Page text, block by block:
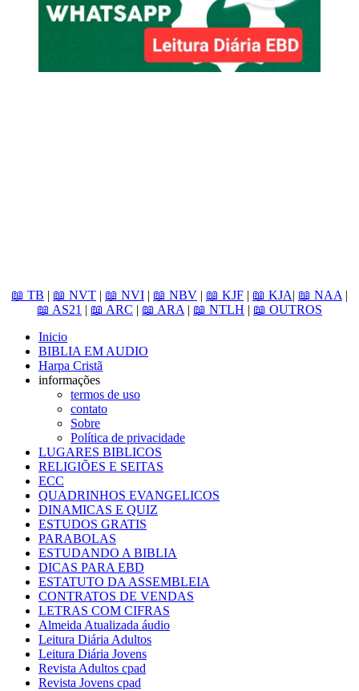
📖 TB | 📖 NVT | 📖 NVI | 📖 NBV | 📖 KJF | 📖 KJA| 📖 NAA |
📖 AS21 | 📖 ARC | 📖 ARA | 📖 NTLH | 📖 OUTROS
Inicio
BIBLIA EM AUDIO
Harpa Cristã
informações
termos de uso
contato
Sobre
Política de privacidade
LUGARES BIBLICOS
RELIGIÕES E SEITAS
ECC
QUADRINHOS EVANGELICOS
DINAMICAS E QUIZ
ESTUDOS GRATIS
PARABOLAS
ESTUDANDO A BIBLIA
DICAS PARA EBD
ESTATUTO DA ASSEMBLEIA
CONTRATOS DE VENDAS
LETRAS COM CIFRAS
Almeida Atualizada áudio
Leitura Diária Adultos
Leitura Diária Jovens
Revista Adultos cpad
Revista Jovens cpad